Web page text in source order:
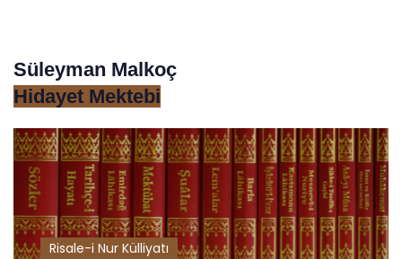
Süleyman Malkoç
Hidayet Mektebi
Risale-i Nur Külliyatı